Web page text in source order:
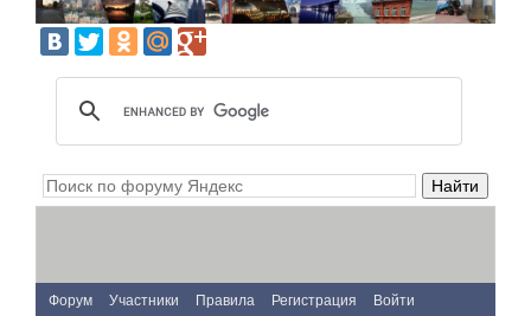
Форум Участники Правила Регистрация Войти